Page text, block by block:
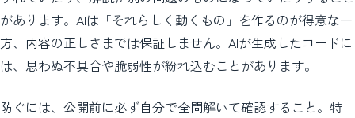
があります。AIは「それらしく動くもの」を作るのが得意な一
方、内容の正しさまでは保証しません。AIが生成したコードに
は、思わぬ不具合や脆弱性が紛れ込むことがあります。
防ぐには、公開前に必ず自分で全問解いて確認すること。特